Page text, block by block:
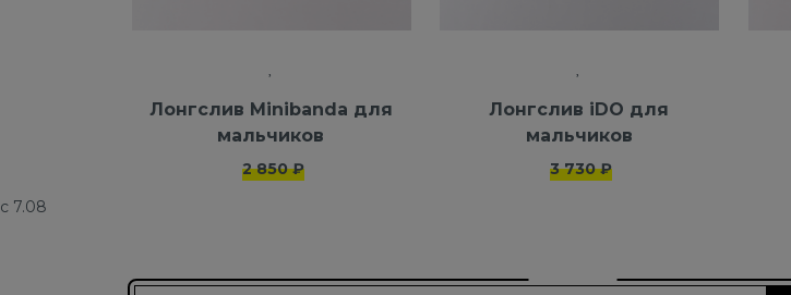
Лонгслив Minibanda для
мальчиков
2 850 ₽
Лонгслив iDO для
мальчиков
3 730 ₽
с 7.08